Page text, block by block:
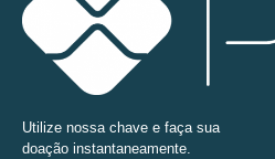
Utilize nossa chave e faça sua
doação instantaneamente.